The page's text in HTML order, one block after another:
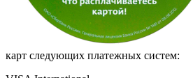
карт следующих платежных систем: